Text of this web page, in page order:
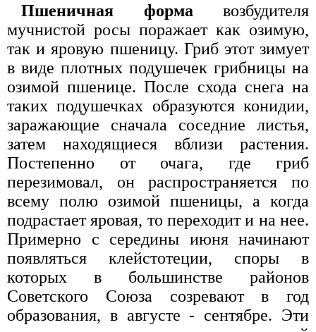
Пшеничная форма возбудителя
мучнистой росы поражает как озимую,
так и яровую пшеницу. Гриб этот зимует
в виде плотных подушечек грибницы на
озимой пшенице. После схода снега на
таких подушечках образуются конидии,
заражающие сначала соседние листья,
затем находящиеся вблизи растения.
Постепенно от очага, где гриб
перезимовал, он распространяется по
всему полю озимой пшеницы, а когда
подрастает яровая, то переходит и на нее.
Примерно с середины июня начинают
появляться клейстотеции, споры в
которых в большинстве районов
Советского Союза созревают в год
образования, в августе - сентябре. Эти